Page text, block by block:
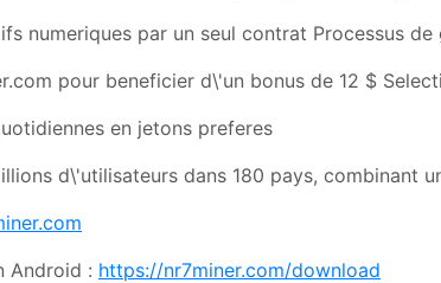
numeriques par un seul contrat Processus de
pour beneficier d\'un bonus de 12 $
en jetons preferes
d\'utilisateurs dans 180 pays, combinant
Android : https://nr7miner.com/download